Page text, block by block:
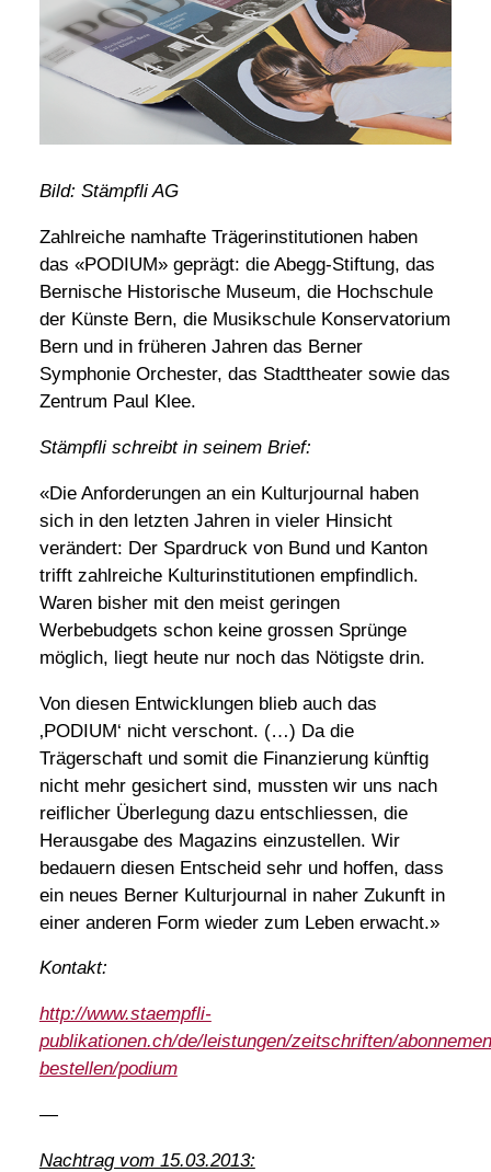
Bild: Stämpfli AG
Zahlreiche namhafte Trägerinstitutionen haben
das «PODIUM» geprägt: die Abegg-Stiftung, das
Bernische Historische Museum, die Hochschule
der Künste Bern, die Musikschule Konservatorium
Bern und in früheren Jahren das Berner
Symphonie Orchester, das Stadttheater sowie das
Zentrum Paul Klee.
Stämpfli schreibt in seinem Brief:
«Die Anforderungen an ein Kulturjournal haben
sich in den letzten Jahren in vieler Hinsicht
verändert: Der Spardruck von Bund und Kanton
trifft zahlreiche Kulturinstitutionen empfindlich.
Waren bisher mit den meist geringen
Werbebudgets schon keine grossen Sprünge
möglich, liegt heute nur noch das Nötigste drin.
Von diesen Entwicklungen blieb auch das
‚PODIUM‘ nicht verschont. (…) Da die
Trägerschaft und somit die Finanzierung künftig
nicht mehr gesichert sind, mussten wir uns nach
reiflicher Überlegung dazu entschliessen, die
Herausgabe des Magazins einzustellen. Wir
bedauern diesen Entscheid sehr und hoffen, dass
ein neues Berner Kulturjournal in naher Zukunft in
einer anderen Form wieder zum Leben erwacht.»
Kontakt:
http://www.staempfli-
publikationen.ch/de/leistungen/zeitschriften/
bestellen/podium
—
Nachtrag vom 15.03.2013: